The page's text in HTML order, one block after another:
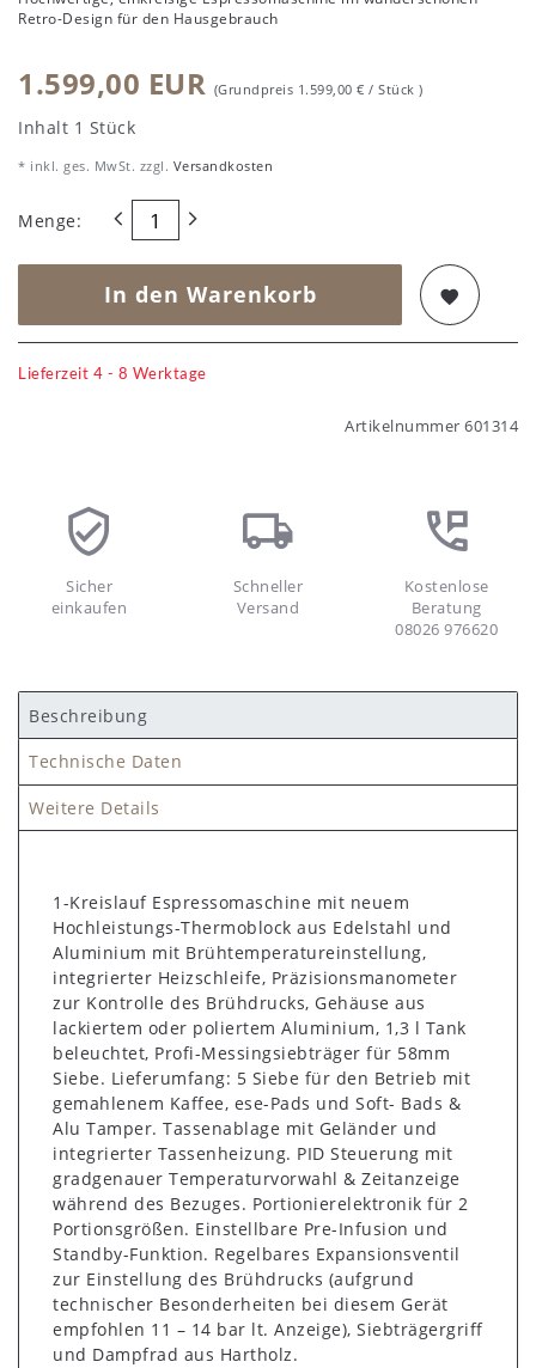
Retro-Design für den Hausgebrauch
1.599,00 EUR (Grundpreis 1.599,00 € / Stück )
Inhalt 1 Stück
* inkl. ges. MwSt. zzgl. Versandkosten
Menge:
In den Warenkorb
Lieferzeit 4 - 8 Werktage
Artikelnummer 601314
Sicher
einkaufen
Schneller
Versand
Kostenlose
Beratung
08026 976620
Beschreibung
Technische Daten
Weitere Details
1-Kreislauf Espressomaschine mit neuem
Hochleistungs-Thermoblock aus Edelstahl und
Aluminium mit Brühtemperatureinstellung,
integrierter Heizschleife, Präzisionsmanometer
zur Kontrolle des Brühdrucks, Gehäuse aus
lackiertem oder poliertem Aluminium, 1,3 l Tank
beleuchtet, Profi-Messingsiebträger für 58mm
Siebe. Lieferumfang: 5 Siebe für den Betrieb mit
gemahlenem Kaffee, ese-Pads und Soft- Bads &
Alu Tamper. Tassenablage mit Geländer und
integrierter Tassenheizung. PID Steuerung mit
gradgenauer Temperaturvorwahl & Zeitanzeige
während des Bezuges. Portionierelektronik für 2
Portionsgrößen. Einstellbare Pre-Infusion und
Standby-Funktion. Regelbares Expansionsventil
zur Einstellung des Brühdrucks (aufgrund
technischer Besonderheiten bei diesem Gerät
empfohlen 11 – 14 bar lt. Anzeige), Siebträgergriff
und Dampfrad aus Hartholz.